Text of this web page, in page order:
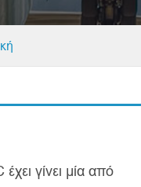
γίνει μία από